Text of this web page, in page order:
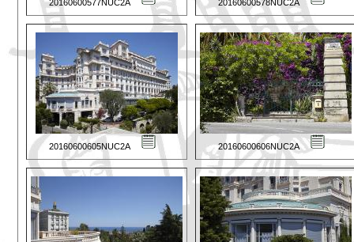
20160600577NUC2A 20160600578NUC2A
20160600605NUC2A 20160600606NUC2A